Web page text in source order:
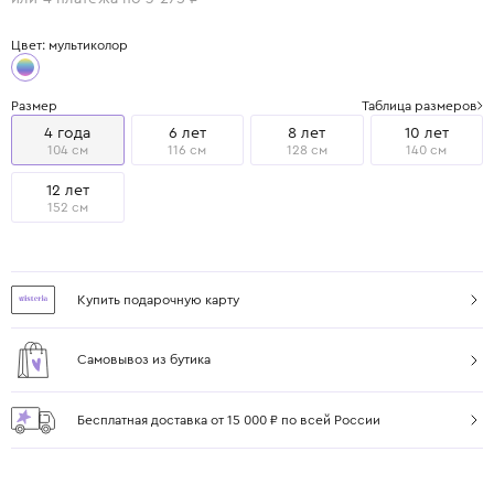
Цвет: мультиколор
Размер Таблица размеров
4 года
104 см
6 лет
116 см
8 лет
128 см
10 лет
140 см
12 лет
152 см
Купить подарочную карту
Самовывоз из бутика
Бесплатная доставка от 15 000 ₽ по всей России